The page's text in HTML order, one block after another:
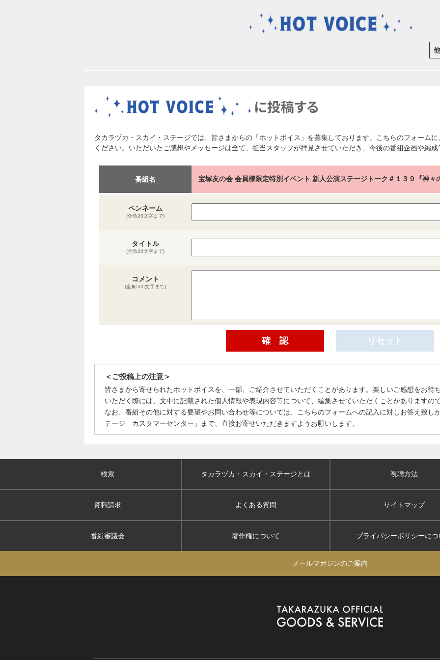
タカラヅカ・スカイ・ステージでは、皆さまからの「ホットボイス」を募集しております。こちらのフォーム
ください。いただいたご感想やメッセージは全て、担当スタッフが拝見させていただき、今後の番組企画や編
番組名 宝塚友の会 会員様限定特別イベント 新人公演ステージトーク＃１３９『神々
ペンネーム
(全角20文字まで)
タイトル
(全角20文字まで)
コメント
(全角500文字まで)
＜ご投稿上の注意＞
皆さまから寄せられたホットボイスを、一部、ご紹介させていただくことがあります。楽しいご感想をお待
いただく際には、文中に記載された個人情報や表現内容等について、編集させていただくことがありますの
なお、番組その他に対する要望やお問い合わせ等については、こちらのフォームへの記入に対しお答え致し
テージ カスタマーセンター」まで、直接お寄せいただきますようお願いします。
検索 タカラヅカ・スカイ ・ステージとは 視聴方法
資料請求 よくある質問 サイトマップ
番組審議会 著作権について プライバシーポリシーに
メールマガジンのご案内